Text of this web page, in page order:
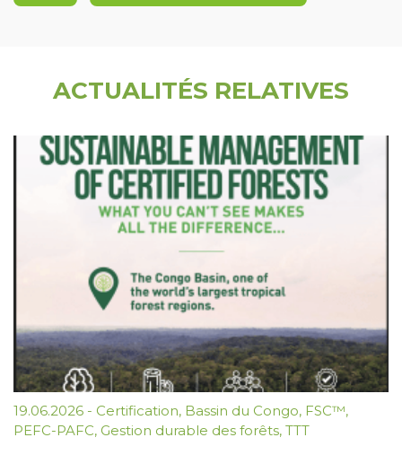
ACTUALITÉS RELATIVES
19.06.2026 - Certification, Bassin du Congo, FSC™,
PEFC-PAFC, Gestion durable des forêts, TTT